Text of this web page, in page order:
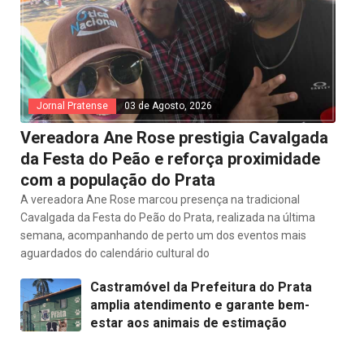
Jornal Pratense 03 de Agosto, 2026
Vereadora Ane Rose prestigia Cavalgada
da Festa do Peão e reforça proximidade
com a população do Prata
A vereadora Ane Rose marcou presença na tradicional
Cavalgada da Festa do Peão do Prata, realizada na última
semana, acompanhando de perto um dos eventos mais
aguardados do calendário cultural do
Castramóvel da Prefeitura do Prata
amplia atendimento e garante bem-
estar aos animais de estimação